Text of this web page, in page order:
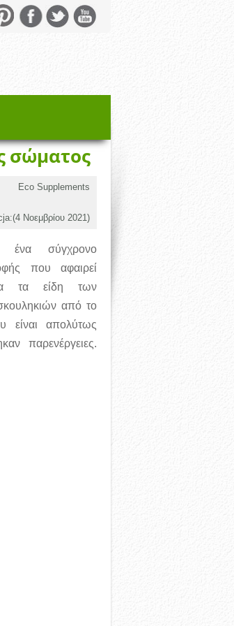
σώματος
Eco Supplements
4 Νοεμβρίου 2021)
ένα σύγχρονο
που αφαιρεί
τα είδη των
από το
απολύτως
παρενέργειες.